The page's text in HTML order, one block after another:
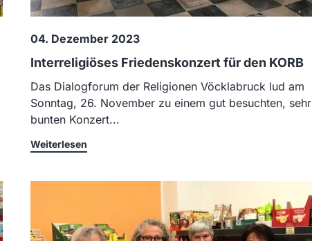
04. Dezember 2023
Interreligiöses Friedenskonzert für den KORB
Das Dialogforum der Religionen Vöcklabruck lud am
Sonntag, 26. November zu einem gut besuchten, sehr
bunten Konzert...
Weiterlesen